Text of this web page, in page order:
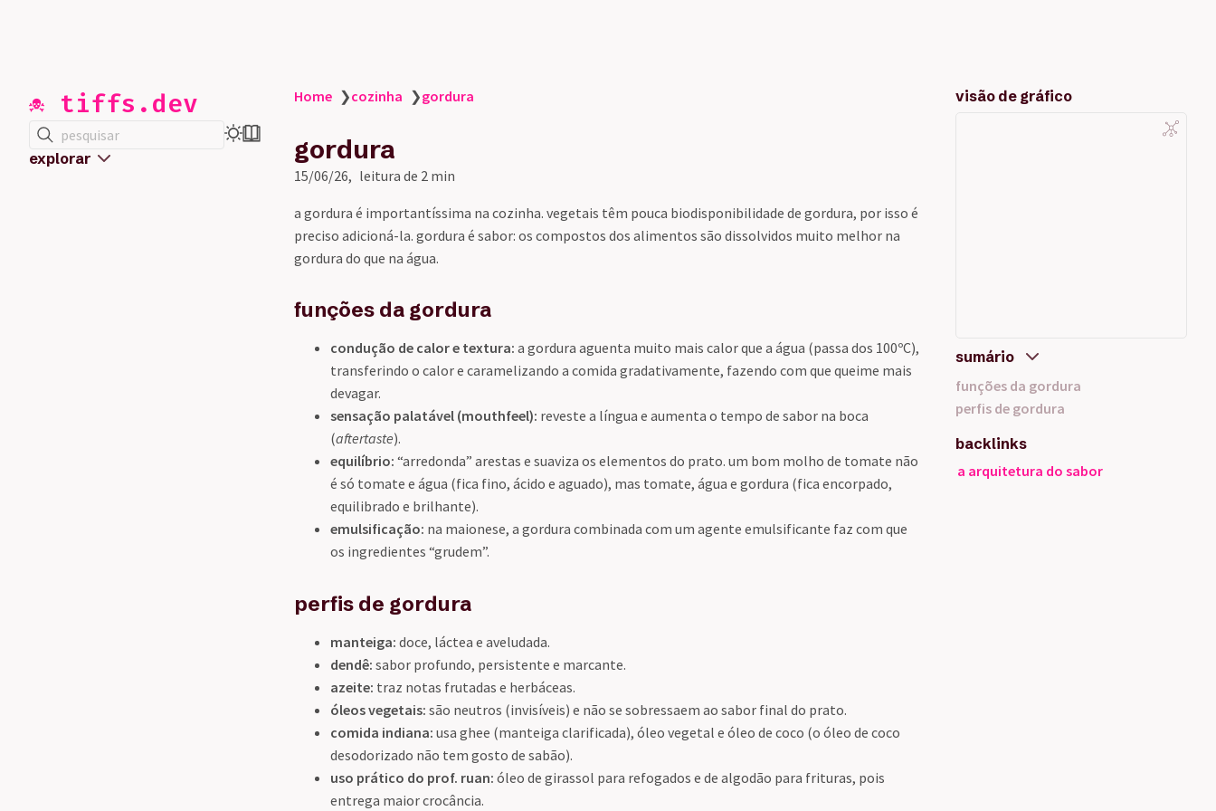
☠️ tiffs.dev
pesquisar
explorar
Home ❯cozinha ❯gordura
gordura
15/06/26 leitura de 2 min
a gordura é importantíssima na cozinha. vegetais têm pouca biodisponibilidade de gordura, por isso é
preciso adicioná-la. gordura é sabor: os compostos dos alimentos são dissolvidos muito melhor na
gordura do que na água.
funções da gordura
condução de calor e textura: a gordura aguenta muito mais calor que a água (passa dos 100ºC),
transferindo o calor e caramelizando a comida gradativamente, fazendo com que queime mais
devagar.
sensação palatável (mouthfeel): reveste a língua e aumenta o tempo de sabor na boca
(aftertaste).
equilíbrio: “arredonda” arestas e suaviza os elementos do prato. um bom molho de tomate não
é só tomate e água (fica fino, ácido e aguado), mas tomate, água e gordura (fica encorpado,
equilibrado e brilhante).
emulsificação: na maionese, a gordura combinada com um agente emulsificante faz com que
os ingredientes “grudem”.
perfis de gordura
manteiga: doce, láctea e aveludada.
dendê: sabor profundo, persistente e marcante.
azeite: traz notas frutadas e herbáceas.
óleos vegetais: são neutros (invisíveis) e não se sobressaem ao sabor final do prato.
comida indiana: usa ghee (manteiga clarificada), óleo vegetal e óleo de coco (o óleo de coco
desodorizado não tem gosto de sabão).
uso prático do prof. ruan: óleo de girassol para refogados e de algodão para frituras, pois
entrega maior crocância.
visão de gráfico
sumário
funções da gordura
perfis de gordura
backlinks
a arquitetura do sabor